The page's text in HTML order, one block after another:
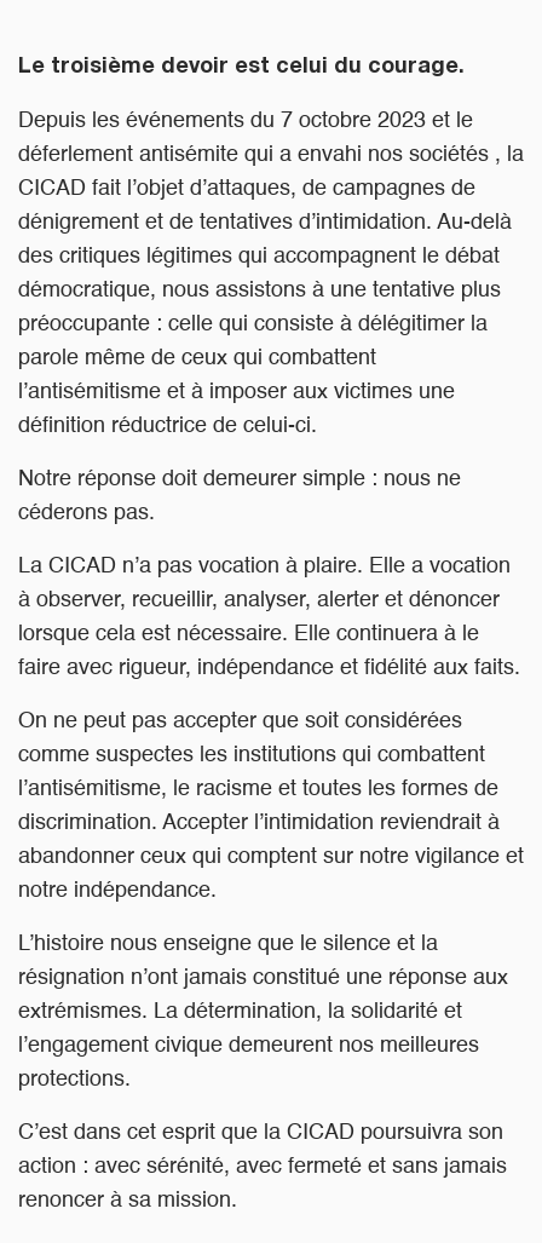
Le troisième devoir est celui du courage.
Depuis les événements du 7 octobre 2023 et le
déferlement antisémite qui a envahi nos sociétés , la
CICAD fait l’objet d’attaques, de campagnes de
dénigrement et de tentatives d’intimidation. Au-delà
des critiques légitimes qui accompagnent le débat
démocratique, nous assistons à une tentative plus
préoccupante : celle qui consiste à délégitimer la
parole même de ceux qui combattent
l’antisémitisme et à imposer aux victimes une
définition réductrice de celui-ci.
Notre réponse doit demeurer simple : nous ne
céderons pas.
La CICAD n’a pas vocation à plaire. Elle a vocation
à observer, recueillir, analyser, alerter et dénoncer
lorsque cela est nécessaire. Elle continuera à le
faire avec rigueur, indépendance et fidélité aux faits.
On ne peut pas accepter que soit considérées
comme suspectes les institutions qui combattent
l’antisémitisme, le racisme et toutes les formes de
discrimination. Accepter l’intimidation reviendrait à
abandonner ceux qui comptent sur notre vigilance et
notre indépendance.
L’histoire nous enseigne que le silence et la
résignation n’ont jamais constitué une réponse aux
extrémismes. La détermination, la solidarité et
l’engagement civique demeurent nos meilleures
protections.
C’est dans cet esprit que la CICAD poursuivra son
action : avec sérénité, avec fermeté et sans jamais
renoncer à sa mission.